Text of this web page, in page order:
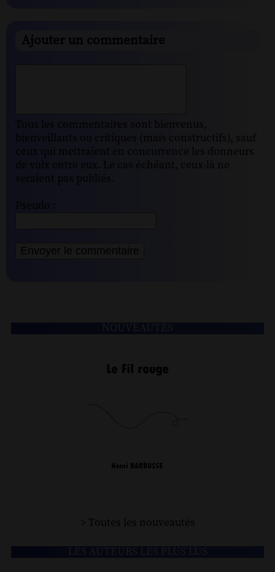
Ajouter un commentaire
Tous les commentaires sont bienvenus,
bienveillants ou critiques (mais constructifs), sauf
ceux qui mettraient en concurrence les donneurs
de voix entre eux. Le cas échéant, ceux-là ne
seraient pas publiés.
Pseudo :
> Toutes les nouveautés